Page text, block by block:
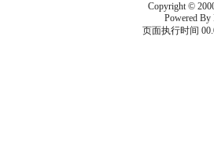
Copyright ©
Powered By
页面执行时间